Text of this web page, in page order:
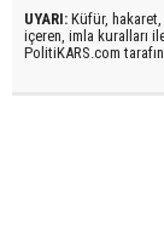
UYARI: Küfür,
içeren, imla kuralları
PolitiKARS.com